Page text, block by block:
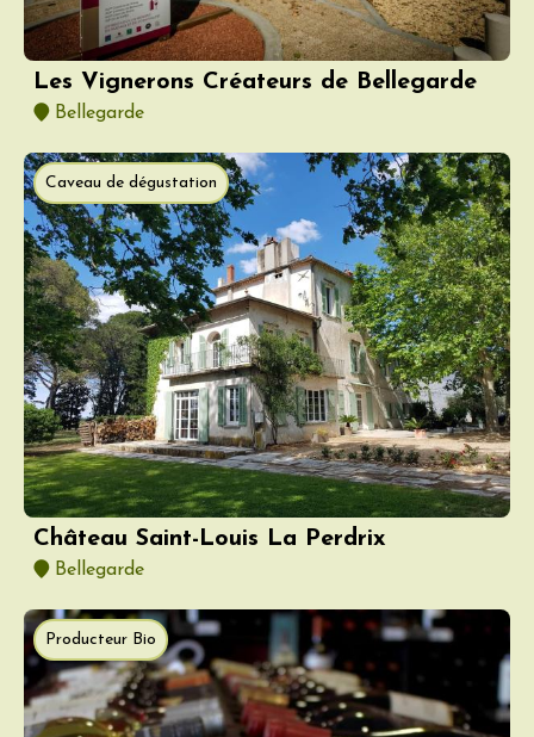
Les Vignerons Créateurs de Bellegarde
Bellegarde
Caveau de dégustation
Château Saint-Louis La Perdrix
Bellegarde
Producteur Bio